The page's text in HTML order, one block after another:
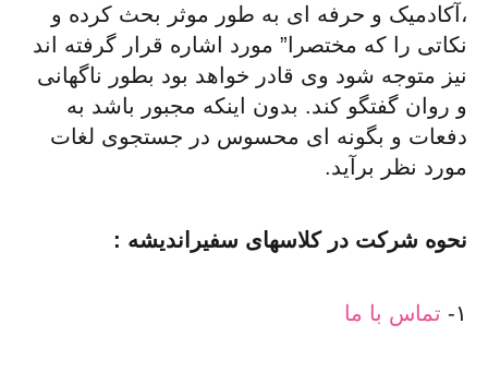
،آکادمیک و حرفه ای به طور موثر بحث کرده و
نکاتی را که مختصرا” مورد اشاره قرار گرفته اند
نیز متوجه شود وی قادر خواهد بود بطور ناگهانی
و روان گفتگو کند. بدون اینکه مجبور باشد به
دفعات و بگونه ای محسوس در جستجوی لغات
مورد نظر برآید.
نحوه شرکت در کلاسهای سفیراندیشه :
۱- تماس با ما